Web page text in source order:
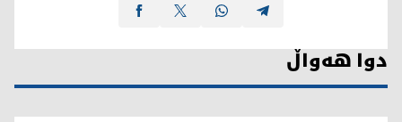
دوا هەواڵ